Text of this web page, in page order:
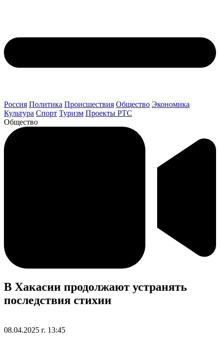
Россия Политика Происшествия Общество Экономика
Культура Спорт Туризм Проекты РТС
Общество
В Хакасии продолжают устранять
последствия стихии
08.04.2025 г. 13:45